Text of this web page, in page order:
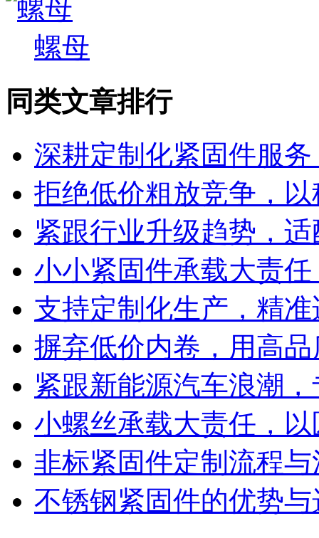
螺母
同类文章排行
深耕定制化紧固件服
拒绝低价粗放竞争，
紧跟行业升级趋势，
小小紧固件承载大责
支持定制化生产，精
摒弃低价内卷，用高
紧跟新能源汽车浪潮
小螺丝承载大责任，
非标紧固件定制流程
不锈钢紧固件的优势